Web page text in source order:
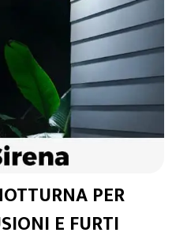
PER
E FURTI